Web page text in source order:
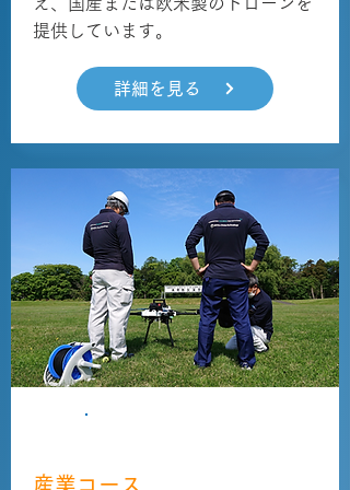
提供しています。
詳細を見る
産業コース